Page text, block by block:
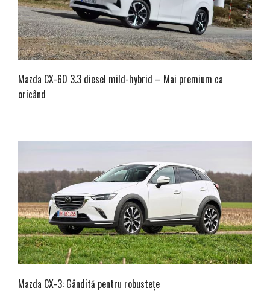
Mazda CX-60 3.3 diesel mild-hybrid – Mai premium ca
oricând
Mazda CX-3: Gândită pentru robustețe